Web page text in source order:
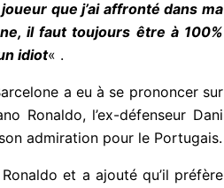
que j’ai affronté dans ma
il faut toujours être à 100%
idiot« .
a eu à se prononcer sur
Ronaldo, l’ex-défenseur Dani
admiration pour le Portugais.
et a ajouté qu’il préfère